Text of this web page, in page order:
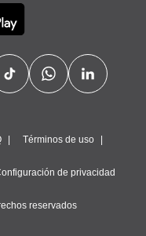
Términos de uso
de privacidad
reservados